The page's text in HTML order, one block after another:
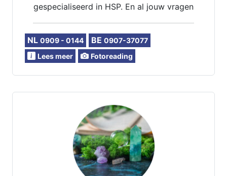
gespecialiseerd in HSP. En al jouw vragen
antwoord op geven. en ook tips en
handvatten.
NL 0909 - 0144 BE 0907-37077
Lees meer
Fotoreading